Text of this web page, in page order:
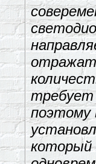
требует
поэтому
который